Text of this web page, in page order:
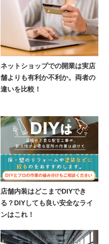
ネットショップでの開業は実店
舗よりも有利か不利か。両者の
違いを比較！
店舗内装はどこまでDIYでき
る？DIYしても良い安全なライ
ンはこれ！